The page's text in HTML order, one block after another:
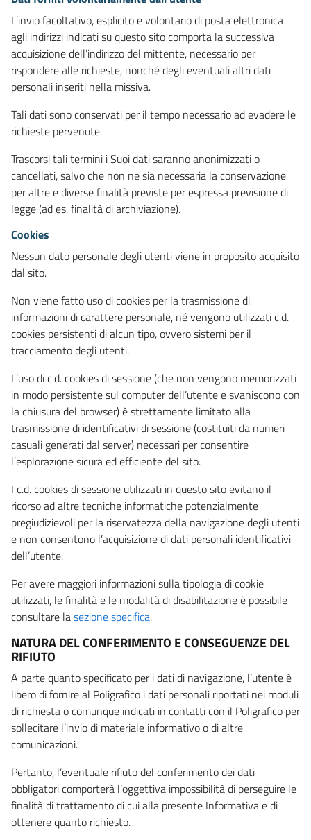
L’invio facoltativo, esplicito e volontario di posta elettronica
agli indirizzi indicati su questo sito comporta la successiva
acquisizione dell’indirizzo del mittente, necessario per
rispondere alle richieste, nonché degli eventuali altri dati
personali inseriti nella missiva.
Tali dati sono conservati per il tempo necessario ad evadere le
richieste pervenute.
Trascorsi tali termini i Suoi dati saranno anonimizzati o
cancellati, salvo che non ne sia necessaria la conservazione
per altre e diverse finalità previste per espressa previsione di
legge (ad es. finalità di archiviazione).
Cookies
Nessun dato personale degli utenti viene in proposito acquisito
dal sito.
Non viene fatto uso di cookies per la trasmissione di
informazioni di carattere personale, né vengono utilizzati c.d.
cookies persistenti di alcun tipo, ovvero sistemi per il
tracciamento degli utenti.
L’uso di c.d. cookies di sessione (che non vengono memorizzati
in modo persistente sul computer dell’utente e svaniscono con
la chiusura del browser) è strettamente limitato alla
trasmissione di identificativi di sessione (costituiti da numeri
casuali generati dal server) necessari per consentire
l’esplorazione sicura ed efficiente del sito.
I c.d. cookies di sessione utilizzati in questo sito evitano il
ricorso ad altre tecniche informatiche potenzialmente
pregiudizievoli per la riservatezza della navigazione degli utenti
e non consentono l’acquisizione di dati personali identificativi
dell’utente.
Per avere maggiori informazioni sulla tipologia di cookie
utilizzati, le finalità e le modalità di disabilitazione è possibile
consultare lasezione specifica.
NATURA DEL CONFERIMENTO E CONSEGUENZE DEL
RIFIUTO
A parte quanto specificato per i dati di navigazione, l’utente è
libero di fornire al Poligrafico i dati personali riportati nei moduli
di richiesta o comunque indicati in contatti con il Poligrafico per
sollecitare l’invio di materiale informativo o di altre
comunicazioni.
Pertanto, l’eventuale rifiuto del conferimento dei dati
obbligatori comporterà l’oggettiva impossibilità di perseguire le
finalità di trattamento di cui alla presente Informativa e di
ottenere quanto richiesto.